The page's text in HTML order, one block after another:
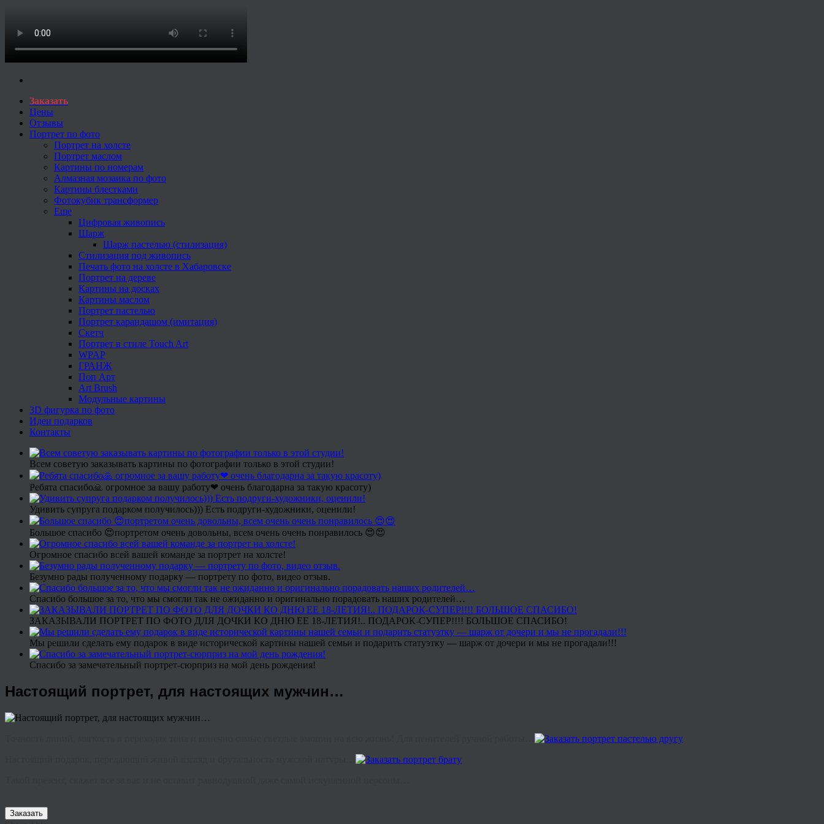
Заказать
Цены
Отзывы
Портрет по фото
Портрет на холсте
Портрет маслом
Картины по номерам
Алмазная мозаика по фото
Картины блестками
Фотокубик трансформер
Еще
Цифровая живопись
Шарж
Шарж пастелью (стилизация)
Стилизация под живопись
Печать фото на холсте в Хабаровске
Портрет на дереве
Картины на досках
Картины маслом
Портрет пастелью
Портрет карандашом (имитация)
Скетч
Портрет в стиле Touch Art
WPAP
ГРАНЖ
Поп Арт
Art Brush
Модульные картины
3D фигурка по фото
Идеи подарков
Контакты
Всем советую заказывать картины по фотографии только в этой студии!
Ребята спасибо🙏 огромное за вашу работу❤ очень благодарна за такую красоту)
Удивить супруга подарком получилось))) Есть подруги-художники, оценили!
Большое спасибо 😍портретом очень довольны, всем очень очень понравилось 😍😍
Огромное спасибо всей вашей команде за портрет на холсте!
Безумно рады полученному подарку — портрету по фото, видео отзыв.
Спасибо большое за то, что мы смогли так не ожиданно и оригинально порадовать наших родителей…
ЗАКАЗЫВАЛИ ПОРТРЕТ ПО ФОТО ДЛЯ ДОЧКИ КО ДНЮ ЕЕ 18-ЛЕТИЯ!.. ПОДАРОК-СУПЕР!!!! БОЛЬШОЕ СПАСИБО!
Мы решили сделать ему подарок в виде исторической картины нашей семьи и подарить статуэтку — шарж от дочери и мы не прогадали!!!
Спасибо за замечательный портрет-сюрприз на мой день рождения!
Настоящий портрет, для настоящих мужчин…
Заказать